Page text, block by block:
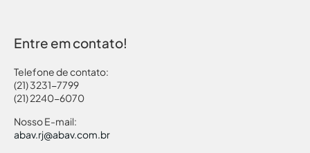
Entre em contato!
Telefone de contato:
(21) 3231-7799
(21) 2240-6070
Nosso E-mail:
abav.rj@abav.com.br